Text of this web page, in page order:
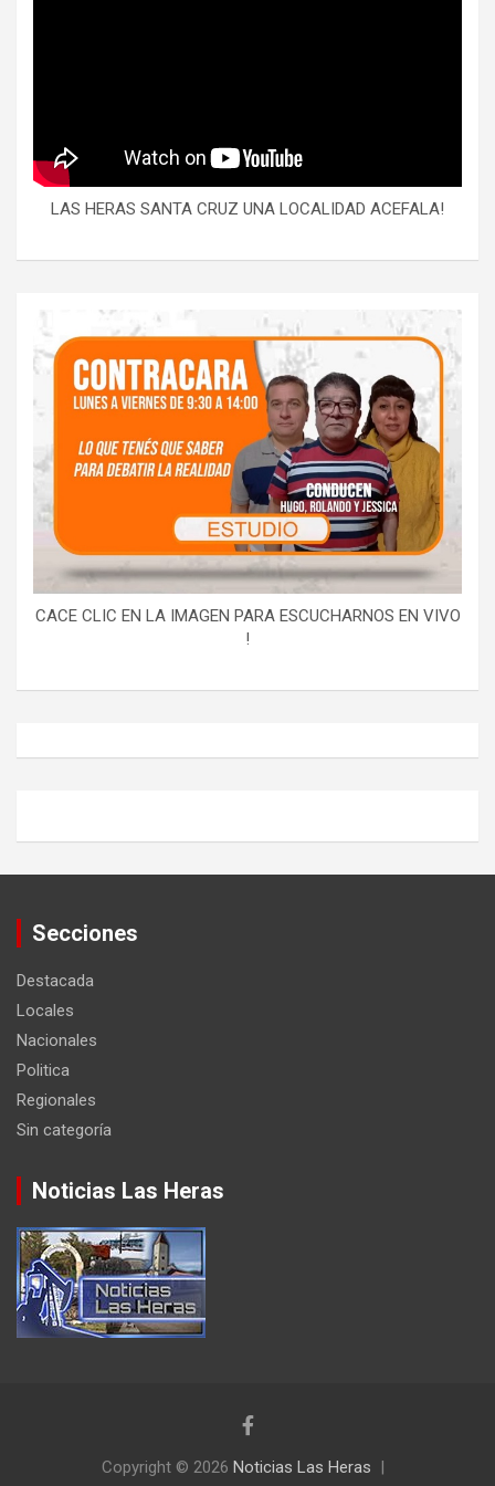
LAS HERAS SANTA CRUZ UNA LOCALIDAD ACEFALA!
CACE CLIC EN LA IMAGEN PARA ESCUCHARNOS EN VIVO
!
Secciones
Destacada
Locales
Nacionales
Politica
Regionales
Sin categoría
Noticias Las Heras
Copyright © 2026 Noticias Las Heras